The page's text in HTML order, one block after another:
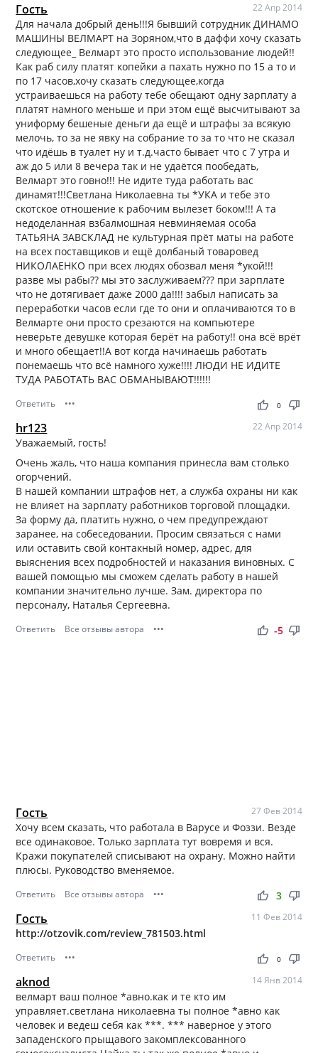
Гость 22 Апр 2014
Для начала добрый день!!!Я бывший сотрудник ДИНАМО
МАШИНЫ ВЕЛМАРТ на Зоряном,что в даффи хочу сказать
следующее_ Велмарт это просто использование людей!!
Как раб силу платят копейки а пахать нужно по 15 а то и
по 17 часов,хочу сказать следующее,когда
устраиваешься на работу тебе обещают одну зарплату а
платят намного меньше и при этом ещё высчитывают за
униформу бешеные деньги да ещё и штрафы за всякую
мелочь, то за не явку на собрание то за то что не сказал
что идёшь в туалет ну и т.д.часто бывает что с 7 утра и
аж до 5 или 8 вечера так и не удаётся пообедать,
Велмарт это говно!!! Не идите туда работать вас
динамят!!!Светлана Николаевна ты *УКА и тебе это
скотское отношение к рабочим вылезет боком!!! А та
недоделанная взбалмошная невминяемая особа
ТАТЬЯНА ЗАВСКЛАД не культурная прёт маты на работе
на всех поставщиков и ещё долбаный товаровед
НИКОЛАЕНКО при всех людях обозвал меня *укой!!!
разве мы рабы?? мы это заслуживаем??? при зарплате
что не дотягивает даже 2000 да!!!! забыл написать за
переработки часов если где то они и оплачиваются то в
Велмарте они просто срезаются на компьютере
неверьте девушке которая берёт на работу!! она всё врёт
и много обещает!!А вот когда начинаешь работать
понемаешь что всё намного хуже!!!! ЛЮДИ НЕ ИДИТЕ
ТУДА РАБОТАТЬ ВАС ОБМАНЫВАЮТ!!!!!!
Ответить ••• thumb_up thumb_down
0
hr123 22 Апр 2014
Уважаемый, гость!
Очень жаль, что наша компания принесла вам столько
огорчений.
В нашей компании штрафов нет, а служба охраны ни как
не влияет на зарплату работников торговой площадки.
За форму да, платить нужно, о чем предупреждают
заранее, на собеседовании. Просим связаться с нами
или оставить свой контакный номер, адрес, для
выяснения всех подробностей и наказания виновных. С
вашей помощью мы сможем сделать работу в нашей
компании значительно лучше. Зам. директора по
персоналу, Наталья Сергеевна.
Ответить Все отзывы автора ••• thumb_up thumb_down
-5
Гость 27 Фев 2014
Хочу всем сказать, что работала в Варусе и Фоззи. Везде
все одинаковое. Только зарплата тут вовремя и вся.
Кражи покупателей списывают на охрану. Можно найти
плюсы. Руководство вменяемое.
Ответить Все отзывы автора ••• thumb_up thumb_down
3
Гость 11 Фев 2014
http://otzovik.com/review_781503.html
Ответить ••• thumb_up thumb_down
0
aknod 14 Янв 2014
велмарт ваш полное *авно.как и те кто им
управляет.светлана николаевна ты полное *авно как
человек и ведеш себя как ***. *** наверное у этого
западенского прыщавого закомплексованного